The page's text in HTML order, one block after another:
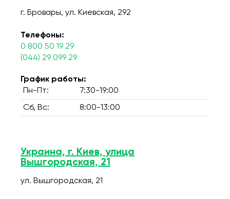
г. Бровары, ул. Киевская, 292
Телефоны:
0 800 50 19 29
(044) 29 099 29
График работы:
Пн-Пт:
7:30-19:00
Сб, Вс: 8:00-13:00
Украина, г. Киев, улица
Вышгородская, 21
ул. Вышгородская, 21